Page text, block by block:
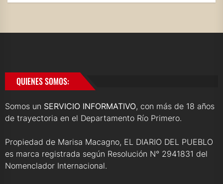
QUIENES SOMOS:
Somos un SERVICIO INFORMATIVO, con más de 18 años
de trayectoria en el Departamento Río Primero.
Propiedad de Marisa Macagno, EL DIARIO DEL PUEBLO
es marca registrada según Resolución N° 2941831 del
Nomenclador Internacional.